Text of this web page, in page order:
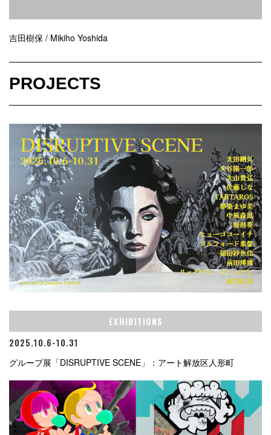
吉田樹保 / Mikiho Yoshida
PROJECTS
EXHIBITIONS
2025.10.6-10.31
グループ展「DISRUPTIVE SCENE」：アート解放区人形町